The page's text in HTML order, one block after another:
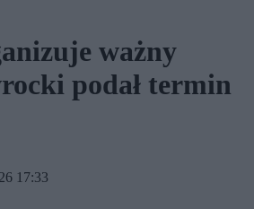
ważny
podał termin
17:33